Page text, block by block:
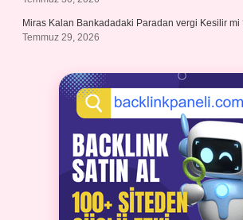
Miras Kalan Bankadadaki Paradan vergi Kesilir mi
Temmuz 29, 2026